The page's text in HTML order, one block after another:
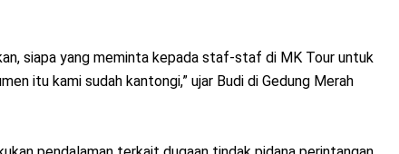
siapa yang meminta kepada staf-staf di MK Tour untuk
itu kami sudah kantongi,” ujar Budi di Gedung Merah